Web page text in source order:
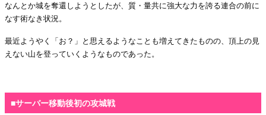
なんとか城を奪還しようとしたが、質・量共に強大な力を誇る連合の前に
なす術なき状況。
最近ようやく「お？」と思えるようなことも増えてきたものの、頂上の見
えない山を登っていくようなものであった。
■サーバー移動後初の攻城戦